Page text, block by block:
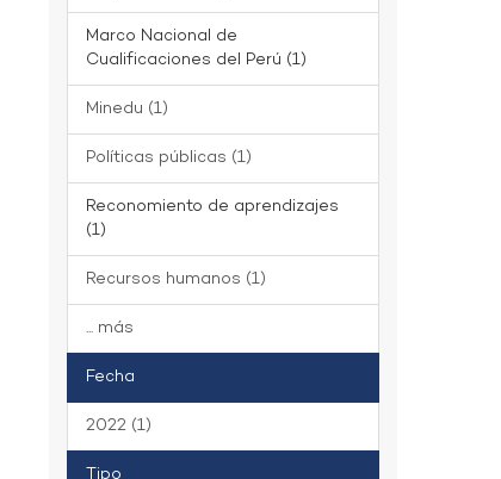
Marco Nacional de
Cualificaciones del Perú (1)
Minedu (1)
Políticas públicas (1)
Reconomiento de aprendizajes
(1)
Recursos humanos (1)
... más
Fecha
2022 (1)